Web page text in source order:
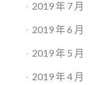
2019 年 7 月
2019 年 6 月
2019 年 5 月
2019 年 4 月